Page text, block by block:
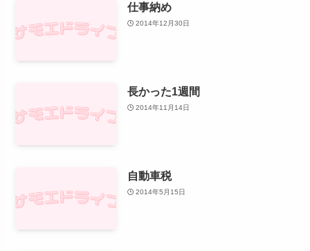
仕事納め
2014年12月30日
長かった1週間
2014年11月14日
自動車税
2014年5月15日